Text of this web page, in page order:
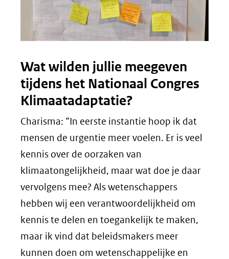
Wat wilden jullie meegeven
tijdens het Nationaal Congres
Klimaatadaptatie?
Charisma: “In eerste instantie hoop ik dat
mensen de urgentie meer voelen. Er is veel
kennis over de oorzaken van
klimaatongelijkheid, maar wat doe je daar
vervolgens mee? Als wetenschappers
hebben wij een verantwoordelijkheid om
kennis te delen en toegankelijk te maken,
maar ik vind dat beleidsmakers meer
kunnen doen om wetenschappelijke en